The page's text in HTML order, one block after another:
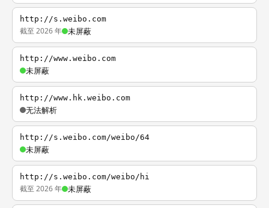
http://s.weibo.com
截至 2026 年 未屏蔽
http://www.weibo.com
未屏蔽
http://www.hk.weibo.com
无法解析
http://s.weibo.com/weibo/64
未屏蔽
http://s.weibo.com/weibo/hi
截至 2026 年 未屏蔽